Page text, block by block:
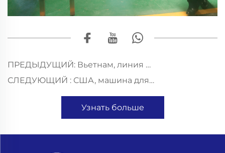
ПРЕДЫДУЩИЙ: Вьетнам, линия по розливу и упаковке газированных напитков в ПЭТ-бутылки мощностью 6000 бут./ч
СЛЕДУЮЩИЙ : США, машина для розлива и герметизации газированных напитков в алюминиевые банки YDGF30-6 мощностью 18 000 бан./ч
Узнать больше